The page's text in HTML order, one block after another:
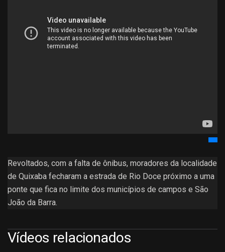
Revoltados, com a falta de ônibus, moradores da localidade
de Quixaba fecharam a estrada de Rio Doce próximo a uma
ponte que fica no limite dos municípios de campos e São
João da Barra.
Vídeos relacionados